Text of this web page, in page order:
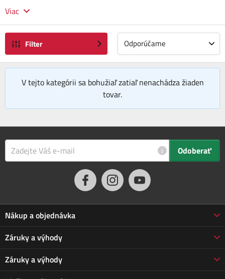
Viac
Filter Odporúčame
V tejto kategórii sa bohužiaľ zatiaľ nenachádza žiaden
tovar.
i Odoberať
Nákup a objednávka
Obchodné podmienky
Doprava a platba
Predĺžená záruka
Záruky a výhody
Reklamácia
Vrátenie tovaru
Záruky a výhody